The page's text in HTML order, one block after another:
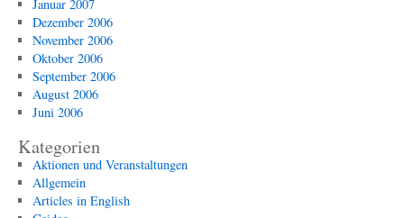
Januar 2007
Dezember 2006
November 2006
Oktober 2006
September 2006
August 2006
Juni 2006
Kategorien
Aktionen und Veranstaltungen
Allgemein
Articles in English